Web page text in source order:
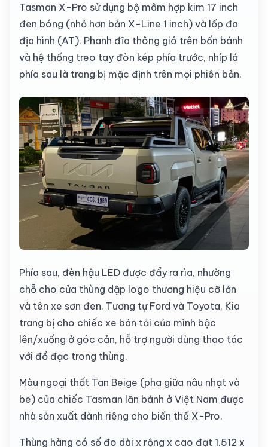
Tasman X-Pro sử dụng bộ mâm hợp kim 17 inch
đen bóng (nhỏ hơn bản X-Line 1 inch) và lốp đa
địa hình (AT). Phanh đĩa thông gió trên bốn bánh
và hệ thống treo tay đòn kép phía trước, nhíp lá
phía sau là trang bị mặc định trên mọi phiên bản.
Phía sau, đèn hậu LED được đẩy ra rìa, nhường
chỗ cho cửa thùng dập logo thương hiệu cỡ lớn
và tên xe sơn đen. Tương tự Ford và Toyota, Kia
trang bị cho chiếc xe bán tải của mình bậc
lên/xuống ở góc cản, hỗ trợ người dùng thao tác
với đồ đạc trong thùng.
Màu ngoại thất Tan Beige (pha giữa nâu nhạt và
be) của chiếc Tasman lăn bánh ở Việt Nam được
nhà sản xuất dành riêng cho biến thể X-Pro.
Thùng hàng có số đo dài x rộng x cao đạt 1.512 x